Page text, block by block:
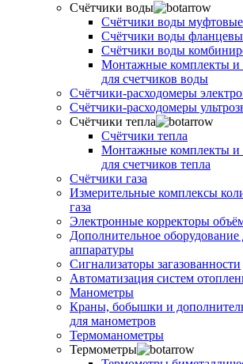
Счётчики воды
Счётчики воды муфтовые
Счётчики воды
Счётчики воды
Монтажные комплекты
для счетчиков воды
Счётчики-расходомеры
Счётчики-расходомеры
Счётчики тепла
Счётчики тепла
Монтажные комплекты
для счетчиков тепла
Счётчики газа
Измерительные комплексы
газа
Электронные корректоры
Дополнительное оборудование
аппаратуры
Сигнализаторы загазованности
Автоматизация систем
Манометры
Краны, бобышки и
для манометров
Термоманометры
Термометры